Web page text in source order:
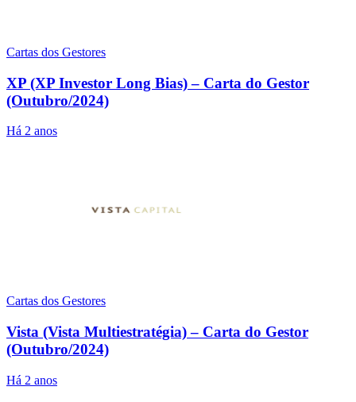
Cartas dos Gestores
XP (XP Investor Long Bias) – Carta do Gestor
(Outubro/2024)
Há 2 anos
Cartas dos Gestores
Vista (Vista Multiestratégia) – Carta do Gestor
(Outubro/2024)
Há 2 anos